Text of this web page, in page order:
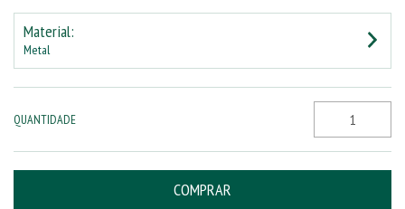
Material:
Metal
QUANTIDADE